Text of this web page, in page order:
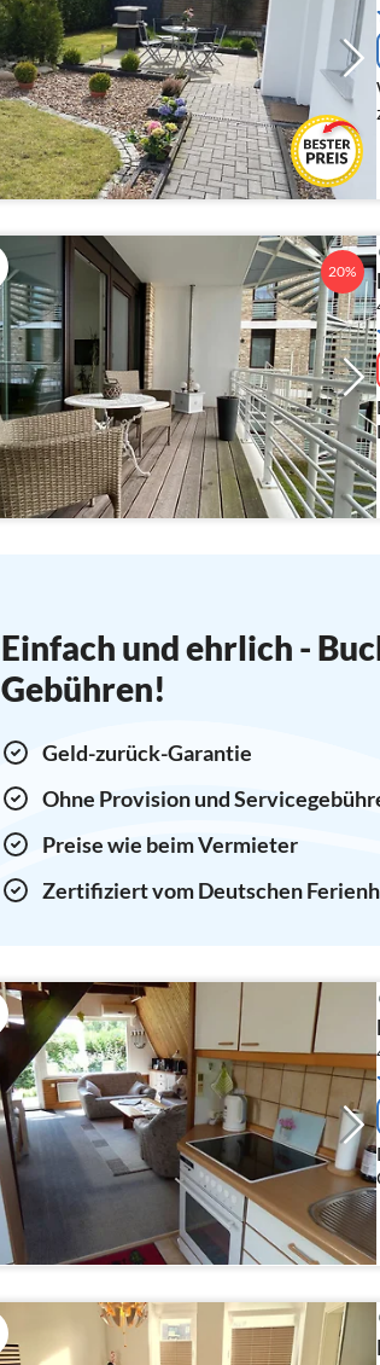
20%
Einfach und ehrlich -
Gebühren!
Geld-zurück-Garantie
Ohne Provision und
Preise wie beim Vermieter
Zertifiziert vom Deutschen